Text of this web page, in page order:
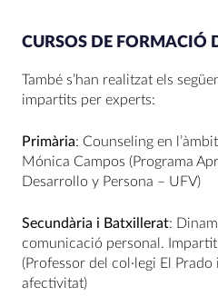
CURSOS DE FORMACIÓ
També s’han realitzat els
impartits per experts:
Primària: Counseling en
Mónica Campos (Programa
Desarrollo y Persona – UFV)
Secundària i Batxillerat:
comunicació personal.
(Professor del col·legi El
afectivitat)